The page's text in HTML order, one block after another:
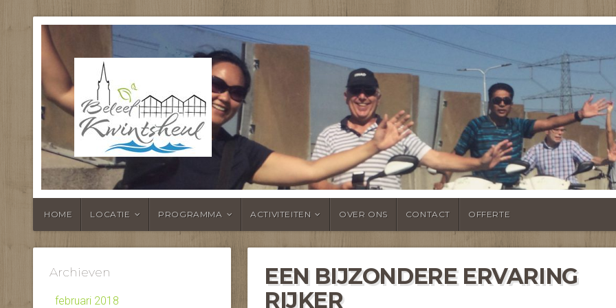
BELEEF KWINTSHEUL
HOME LOCATIE PROGRAMMA ACTIVITEITEN OVER ONS CONTACT OFFERTE
Archieven
februari 2018
EEN BIJZONDERE ERVARING
RIJKER